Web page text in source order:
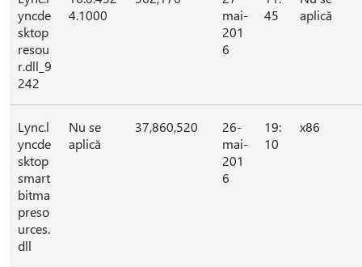
yncde
sktop
resou
r.dll_9
242
4.1000
mai-
201
6
45
aplică
Lync.l
yncde
sktop
smart
bitma
preso
urces.
dll
Nu se
aplică
37,860,520
26-
mai-
201
6
19:
10
x86